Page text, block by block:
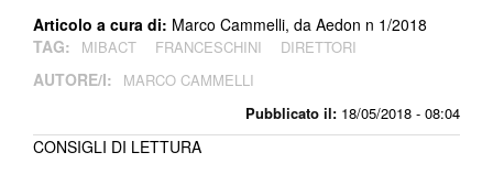
Pubblicato il: 18/05/2018 - 08:04
Articolo a cura di: Marco Cammelli, da Aedon n 1/2018
TAG:
MIBACT FRANCESCHINI DIRETTORI
AUTORE/I: MARCO CAMMELLI
CONSIGLI DI LETTURA